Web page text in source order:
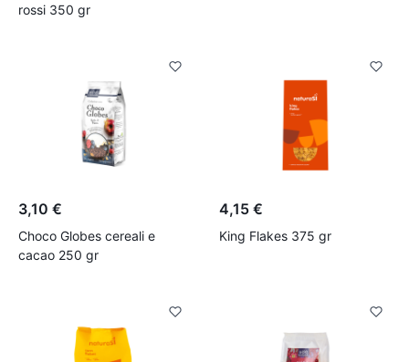
rossi 350 gr
3,10 €
Choco Globes cereali e
cacao 250 gr
4,15 €
King Flakes 375 gr